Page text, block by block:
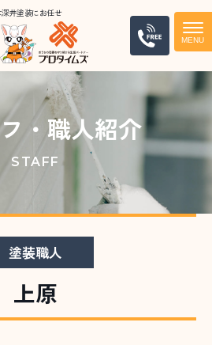
井塗装にお任せ
電話
・職人紹介
STAFF
塗装職人
上原